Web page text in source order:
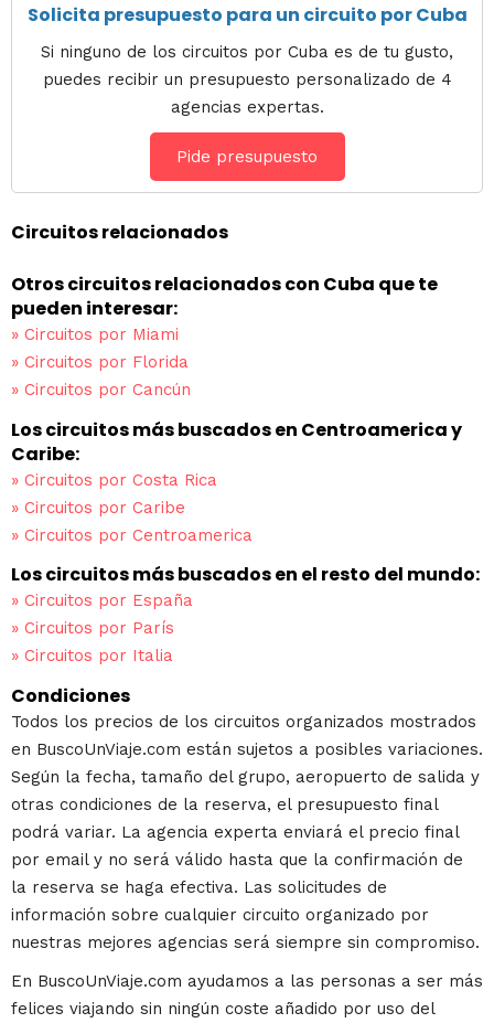
Solicita presupuesto para un circuito por Cuba
Si ninguno de los circuitos por Cuba es de tu gusto,
puedes recibir un presupuesto personalizado de 4
agencias expertas.
Pide presupuesto
Circuitos relacionados
Otros circuitos relacionados con Cuba que te
pueden interesar:
» Circuitos por Miami
» Circuitos por Florida
» Circuitos por Cancún
Los circuitos más buscados en Centroamerica y
Caribe:
» Circuitos por Costa Rica
» Circuitos por Caribe
» Circuitos por Centroamerica
Los circuitos más buscados en el resto del mundo:
» Circuitos por España
» Circuitos por París
» Circuitos por Italia
Condiciones
Todos los precios de los circuitos organizados mostrados
en BuscoUnViaje.com están sujetos a posibles variaciones.
Según la fecha, tamaño del grupo, aeropuerto de salida y
otras condiciones de la reserva, el presupuesto final
podrá variar. La agencia experta enviará el precio final
por email y no será válido hasta que la confirmación de
la reserva se haga efectiva. Las solicitudes de
información sobre cualquier circuito organizado por
nuestras mejores agencias será siempre sin compromiso.
En BuscoUnViaje.com ayudamos a las personas a ser más
felices viajando sin ningún coste añadido por uso del